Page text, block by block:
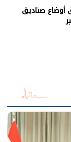
أوضاع صناديق